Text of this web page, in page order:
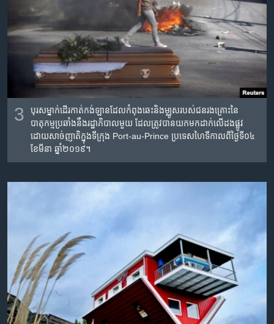
3
បុរស​ម្នាក់​ដើរ​កាត់​កង់ឡាន​ដែល​កំពុង​ឆេះ​និង​ម្ឈូស​របស់​ជនរងគ្រោះ​នៃ​
បាតុកម្ម​ប្រឆាំង​នឹង​រដ្ឋាភិបាល​មួយ​ ដែល​ត្រូវ​បាន​យក​មកដាក់​លើ​ដង​ផ្លូវ​
ដោយ​សាច់ញាតិ​ក្នុង​ទីក្រុង​ Port-au-Prince ប្រទេស​ហៃទី​កាល​ពី​ថ្ងៃទី​០៤
ខែមីនា ឆ្នាំ២០១៩។